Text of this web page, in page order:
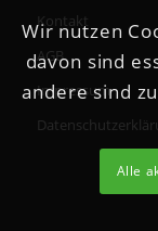
Kontakt
AGB
Impressum
Wir nutzen
davon sind
andere sind
Alle